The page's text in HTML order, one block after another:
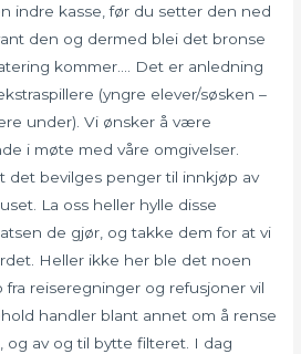
indre kasse, før du setter den ned
den og dermed blei det bronse
kommer…. Det er anledning
(yngre elever/søsken –
under). Vi ønsker å være
i møte med våre omgivelser.
det bevilges penger til innkjøp av
La oss heller hylle disse
de gjør, og takke dem for at vi
Heller ikke her ble det noen
fra reiseregninger og refusjoner vil
handler blant annet om å rense
og av og til bytte filteret. I dag